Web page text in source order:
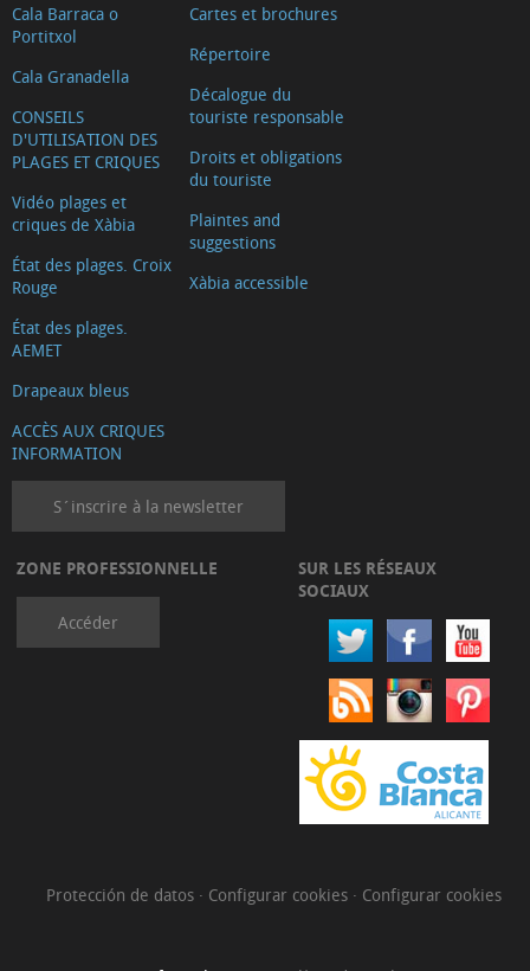
Cala Barraca o
Portitxol
Cala Granadella
CONSEILS
D'UTILISATION DES
PLAGES ET CRIQUES
Vidéo plages et
criques de Xàbia
État des plages. Croix
Rouge
État des plages.
AEMET
Drapeaux bleus
ACCÈS AUX CRIQUES
INFORMATION
Cartes et brochures
Répertoire
Décalogue du
touriste responsable
Droits et obligations
du touriste
Plaintes and
suggestions
Xàbia accessible
S´inscrire à la newsletter
ZONE PROFESSIONNELLE
Accéder
SUR LES RÉSEAUX
SOCIAUX
Protección de datos · Configurar cookies · Configurar cookies